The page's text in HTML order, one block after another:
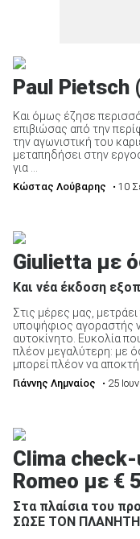
Paul Pietsch
Και όμως έζησε
επιβιώσας από την
την αγωνιστική του
μεταπηδήσει στην
για ...
Κώστας Λούβαρης • 10
Giulietta με
Και νέα έκδοση
Στις μέρες μας,
υποψήφιος αγοραστής
αυτοκίνητο. Ευκολία
πλέον μεγαλύτερη: με
μπορεί πλέον να
Γιάννης Λημναίος • 25
Clima check-
Romeo με €
Στα πλαίσια του
ΣΩΣΕ ΤΟΝ